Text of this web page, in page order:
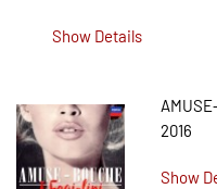
Show Details
2016
Show